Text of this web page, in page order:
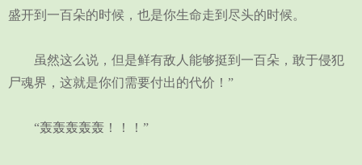
盛开到一百朵的时候，也是你生命走到尽头的时候。
虽然这么说，但是鲜有敌人能够挺到一百朵，敢于侵犯
尸魂界，这就是你们需要付出的代价！”
“轰轰轰轰轰！！！”